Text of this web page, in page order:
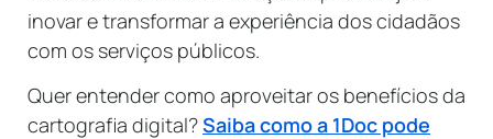
inovar e transformar a experiência dos cidadãos
com os serviços públicos.
Quer entender como aproveitar os benefícios da
cartografia digital?Saiba como a 1Doc pode